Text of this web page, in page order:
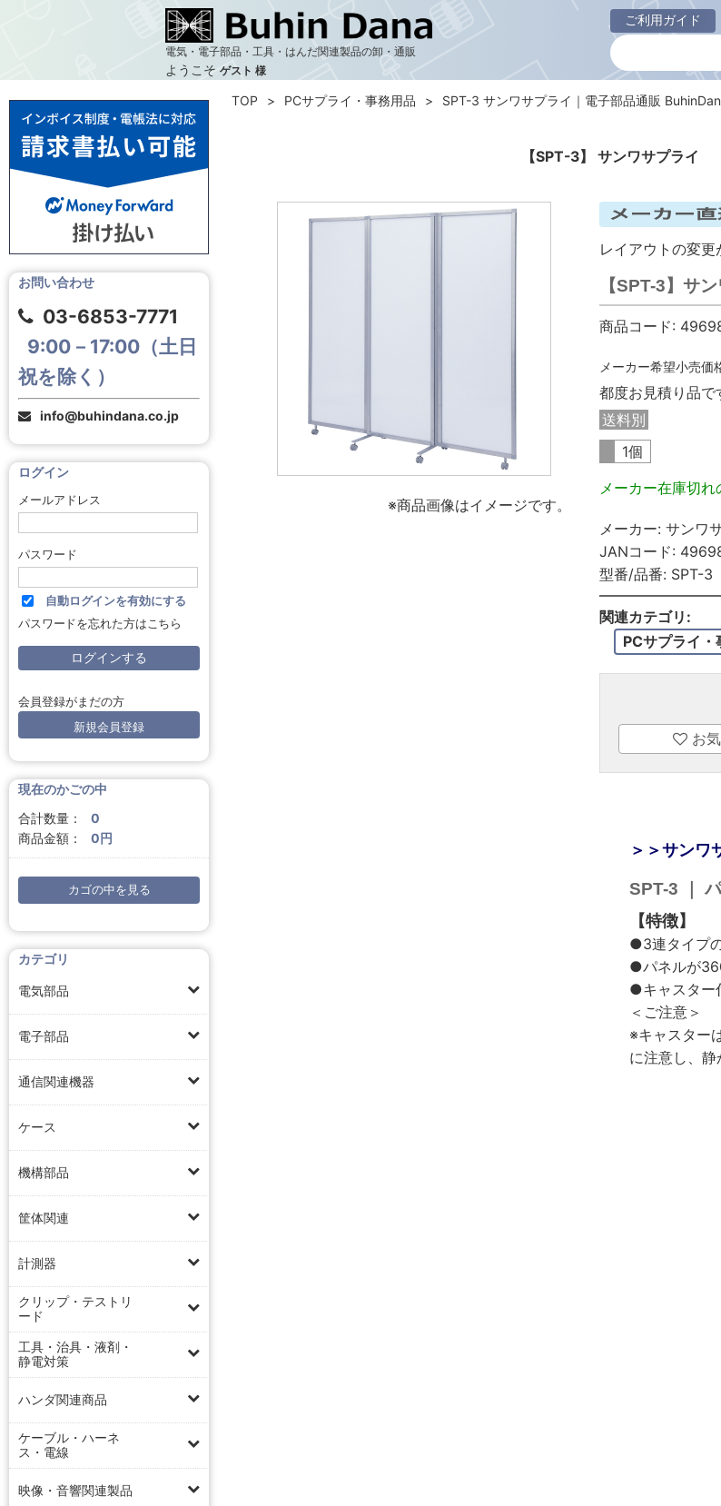
電気・電子部品・工具・はんだ関連製品の卸・通販
ようこそ ゲスト 様
ご利用ガイド
【SPT-3】 サンワサプライ
お問い合わせ
03-6853-7771
9:00－17:00（土日
祝を除く）
info@buhindana.co.jp
ログイン
メールアドレス
パスワード
自動ログインを有効にする
パスワードを忘れた方はこちら
会員登録がまだの方
新規会員登録
現在のかごの中
合計数量：
0
商品金額：
0円
カゴの中を見る
カテゴリ
電気部品
電子部品
通信関連機器
ケース
機構部品
筐体関連
計測器
クリップ・テストリ
ード
工具・治具・液剤・
静電対策
ハンダ関連商品
ケーブル・ハーネ
ス・電線
映像・音響関連製品
TOP PCサプライ・事務用品 SPT-3 サンワサプライ｜電子部品通販
※商品画像はイメージです。
レイアウトの変更
【SPT-3】サ
商品コード:
メーカー希望小売価
都度お見積り品で
送料別
1個
メーカー在庫切れ
メーカー: サンワ
JANコード:
型番/品番: SPT-3
関連カテゴリ:
PCサプライ・
お
＞＞サンワ
SPT-3 ｜
【特徴】
●3連タイプ
●パネルが
●キャスター
＜ご注意＞
※キャスター
に注意し、静